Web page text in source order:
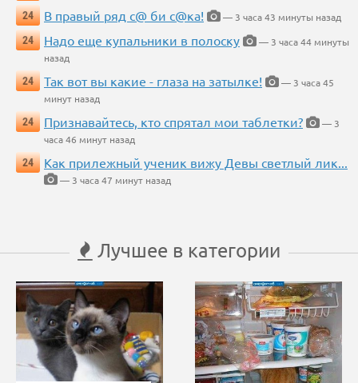
24
В правый ряд с@ би с@ка!
— 3 часа 43 минуты назад
24
Надо еще купальники в полоску
— 3 часа 44 минуты
назад
24
Так вот вы какие - глаза на затылке!
— 3 часа 45
минут назад
24
Признавайтесь, кто спрятал мои таблетки?
— 3
часа 46 минут назад
24
Как прилежный ученик вижу Девы светлый лик...
— 3 часа 47 минут назад
Лучшее в категории